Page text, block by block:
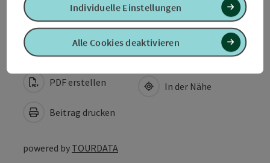
Barrierefreiheit
PDF erstellen
Beitrag drucken
In der Nähe
powered by TOURDATA
Alle Cookies deaktivieren
Individuelle Einstellungen